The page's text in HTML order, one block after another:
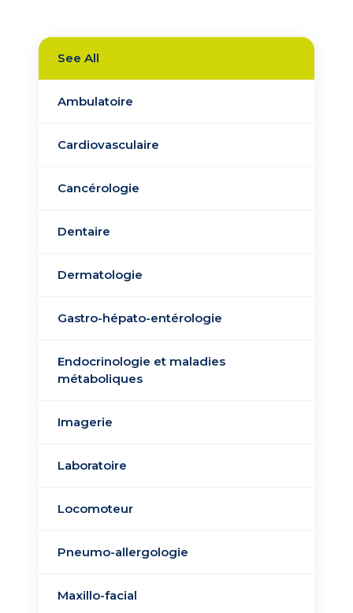
Locomoteur
allergologie
Maxillo-facial
fonctionnelle
Mère-enfant
Neurologie
Ophtalmologie
See All
Ambulatoire
Cardiovasculaire
Cancérologie
Dentaire
Dermatologie
Gastro-hépato-entérologie​
Endocrinologie et maladies
métaboliques
Imagerie
Laboratoire
Locomoteur
Pneumo-allergologie
Maxillo-facial